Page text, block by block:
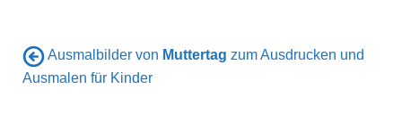
Ausmalbilder von Muttertag zum Ausdrucken und
Ausmalen für Kinder